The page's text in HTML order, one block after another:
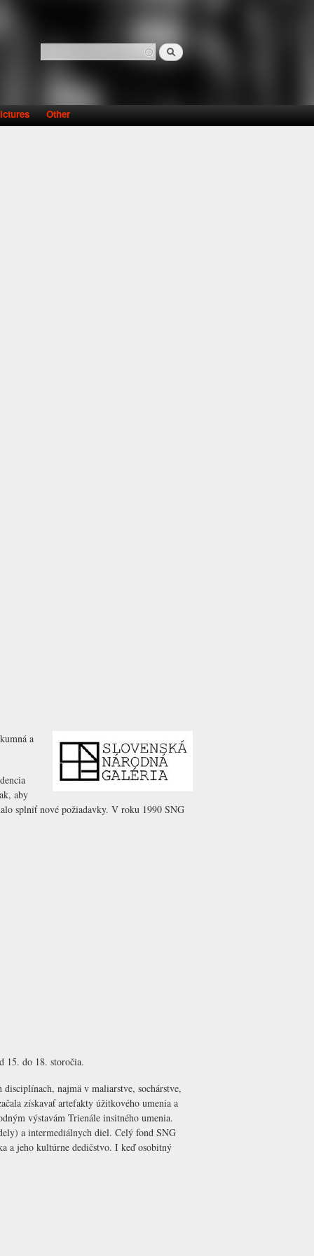
Search form
Search
Other
a
aby
splniť nové požiadavky. V roku 1990 SNG
15. do 18. storočia.
najmä v maliarstve, sochárstve,
získavať artefakty úžitkového umenia a
výstavám Trienále insitného umenia.
a intermediálnych diel. Celý fond SNG
a jeho kultúrne dedičstvo. I keď osobitný